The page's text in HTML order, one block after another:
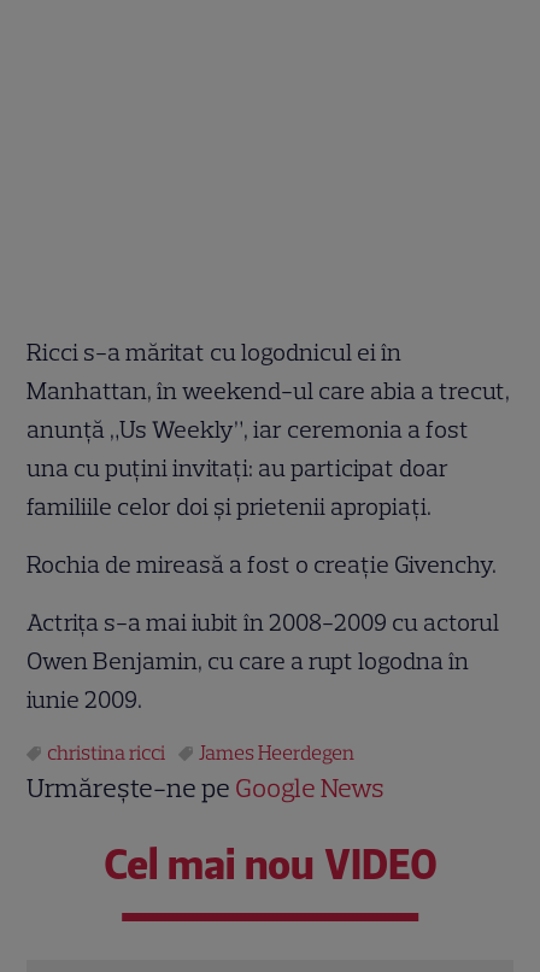
Ricci s-a măritat cu logodnicul ei în
Manhattan, în weekend-ul care abia a trecut,
anunţă „Us Weekly”, iar ceremonia a fost
una cu puţini invitaţi: au participat doar
familiile celor doi şi prietenii apropiaţi.
Rochia de mireasă a fost o creaţie Givenchy.
Actriţa s-a mai iubit în 2008-2009 cu actorul
Owen Benjamin, cu care a rupt logodna în
iunie 2009.
christina ricci James Heerdegen
Urmărește-ne pe Google News
Cel mai nou VIDEO